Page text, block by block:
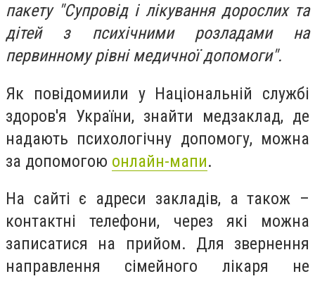
пакету "Супровід і лікування дорослих та
дітей з психічними розладами на
первинному рівні медичної допомоги".
Як повідомиили у Національній службі
здоров'я України, знайти медзаклад, де
надають психологічну допомогу, можна
за допомогою онлайн-мапи.
На сайті є адреси закладів, а також –
контактні телефони, через які можна
записатися на прийом. Для звернення
направлення сімейного лікаря не